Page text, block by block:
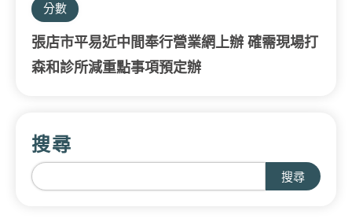
分數
張店市平易近中間奉行營業網上辦 確需現場打
森和診所減重點事項預定辦
搜尋
搜尋